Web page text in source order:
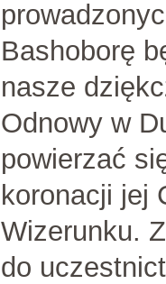
Bashoborę
nasze
Odnowy w
powierzać
koronacji jej
Wizerunku.
do